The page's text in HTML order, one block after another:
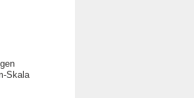
Skala